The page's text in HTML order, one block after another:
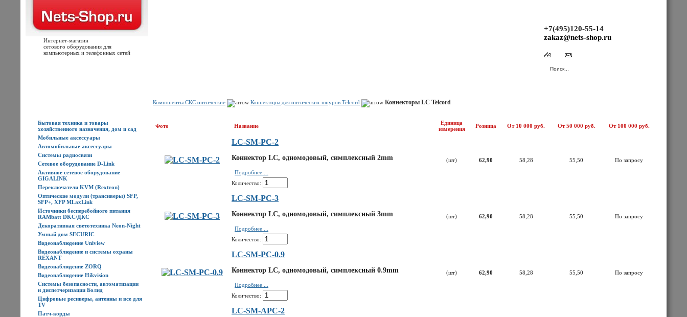
Интернет-магазин
сетового оборудования для
компьютерных и телефонных сетей
+7(495)120-55-14
zakaz@nets-shop.ru
Бытовая техника и товары
хозяйственного назначения, дом и сад
Мобильные аксессуары
Автомобильные аксессуары
Системы радиосвязи
Сетевое оборудование D-Link
Активное сетевое оборудование
GIGALINK
Переключатели KVM (Rextron)
Оптические модули (трансиверы) SFP,
SFP+, XFP MLaxLink
Источники бесперебойного питания
RAMbatt DKC/ДКС
Декоративная светотехника Neon-Night
Умный дом SECURIC
Видеонаблюдение Uniview
Видеонаблюдение и системы охраны
REXANT
Видеонаблюдение ZORQ
Видеонаблюдение Hikvision
Системы безопасности, автоматизации
и диспетчеризации Болид
Цифровые ресиверы, антенны и все для
TV
Патч-корды
Компоненты СКС оптические Коннекторы для оптических шнуров Telcord Коннекторы LC Telcord
Фото Название
Единица
измерения
Розница От 10 000 руб. От 50 000 руб. От 100 000 руб.
LC-SM-PC-2
Коннектор LC, одномодовый, симплексный 2mm
Подробнее ...
Количество:
(шт) 62,90 58,28 55,50 По запросу
LC-SM-PC-3
Коннектор LC, одномодовый, симплексный 3mm
Подробнее ...
Количество:
(шт) 62,90 58,28 55,50 По запросу
LC-SM-PC-0.9
Коннектор LC, одномодовый, симплексный 0.9mm
Подробнее ...
Количество:
(шт) 62,90 58,28 55,50 По запросу
LC-SM-APC-2